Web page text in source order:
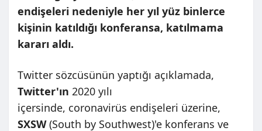
endişeleri nedeniyle her yıl yüz binlerce
kişinin katıldığı konferansa, katılmama
kararı aldı.
Twitter sözcüsünün yaptığı açıklamada,
Twitter'ın 2020 yılı
içersinde, coronavirüs endişeleri üzerine,
SXSW(South by Southwest)'e konferans ve